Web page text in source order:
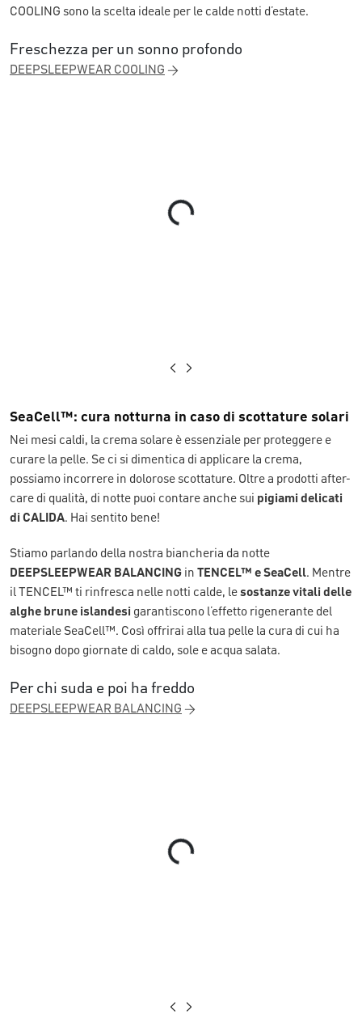
COOLING sono la scelta ideale per le calde notti d’estate.
Freschezza per un sonno profondo
DEEPSLEEPWEAR COOLING
Loading...
SeaCell™: cura notturna in caso di scottature solari
Nei mesi caldi, la crema solare è essenziale per proteggere e
curare la pelle. Se ci si dimentica di applicare la crema,
possiamo incorrere in dolorose scottature. Oltre a prodotti after-
care di qualità, di notte puoi contare anche sui pigiami delicati
di CALIDA. Hai sentito bene!
Stiamo parlando della nostra biancheria da notte
DEEPSLEEPWEAR BALANCING in TENCEL™ e SeaCell. Mentre
il TENCEL™ ti rinfresca nelle notti calde, lesostanze vitali delle
alghe brune islandesi garantiscono l’effetto rigenerante del
materiale SeaCell™. Così offrirai alla tua pelle la cura di cui ha
bisogno dopo giornate di caldo, sole e acqua salata.
Per chi suda e poi ha freddo
DEEPSLEEPWEAR BALANCING
Loading...